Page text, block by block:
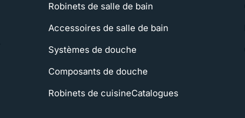
Robinets de salle de bain
Accessoires de salle de bain
Systèmes de douche
Composants de douche
Robinets de cuisineCatalogues